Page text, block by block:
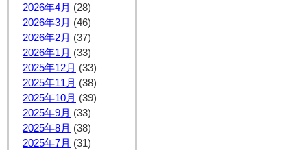
2026年4月 (28)
2026年3月 (46)
2026年2月 (37)
2026年1月 (33)
2025年12月 (33)
2025年11月 (38)
2025年10月 (39)
2025年9月 (33)
2025年8月 (38)
2025年7月 (31)